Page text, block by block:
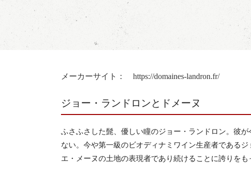
メーカーサイト： https://domaines-landron.fr/
ジョー・ランドロンとドメーヌ
ふさふさした髭、優しい瞳のジョー・ランドロン。彼
ない。今や第一級のビオディナミワイン生産者である
エ・メーヌの土地の表現者であり続けることに誇りをも